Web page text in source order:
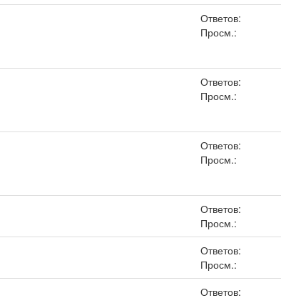
Ответов:
Просм.:
Ответов:
Просм.:
Ответов:
Просм.:
Ответов:
Просм.:
Ответов:
Просм.:
Ответов: